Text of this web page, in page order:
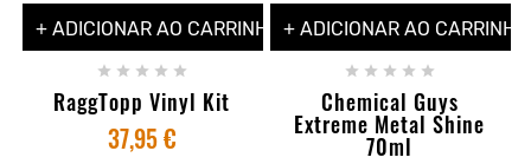
+ ADICIONAR AO CARRINHO
    
RaggTopp Vinyl Kit
37,95 €
+ ADICIONAR AO CARRINHO
    
Chemical Guys
Extreme Metal Shine
70ml